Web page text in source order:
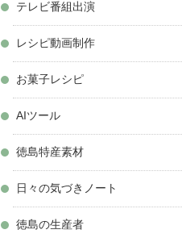
テレビ番組出演
レシピ動画制作
お菓子レシピ
AIツール
徳島特産素材
日々の気づきノート
徳島の生産者